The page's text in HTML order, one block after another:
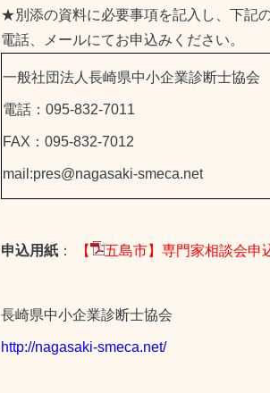
★別添の資料に必要事項を記入し、下記
電話、メールにてお申込みください。
一般社団法人長崎県中小企業診断士協会
電話：095-832-7011
FAX：095-832-7012
mail:pres@nagasaki-smeca.net
申込用紙 ： 【 五島市】専門家相談会申
長崎県中小企業診断士協会
http://nagasaki-smeca.net/